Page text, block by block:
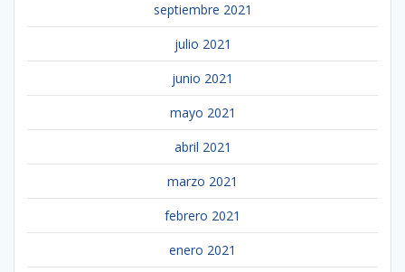
septiembre 2021
julio 2021
junio 2021
mayo 2021
abril 2021
marzo 2021
febrero 2021
enero 2021